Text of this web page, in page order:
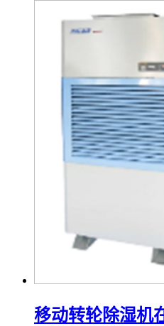
移动转轮除湿机